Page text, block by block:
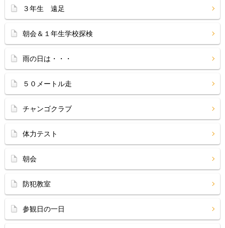
３年生 遠足
朝会＆１年生学校探検
雨の日は・・・
５０メートル走
チャンゴクラブ
体力テスト
朝会
防犯教室
参観日の一日